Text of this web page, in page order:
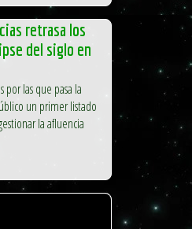
retrasa los
del siglo en
por las que pasa la
un primer listado
la afluencia